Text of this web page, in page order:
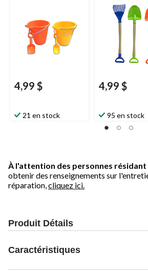
4,99 $
21 en stock
plus, pour
estivales/plage
4,99 $
95 en stock
À l'attention des personnes résidant
obtenir des renseignements sur
réparation, cliquez ici.
Produit Détails
Caractéristiques